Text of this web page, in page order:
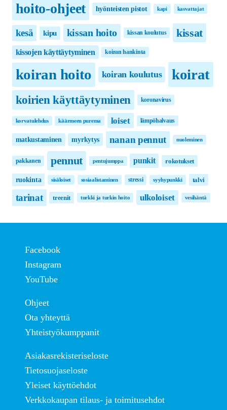
hoito-ohjeet hyönteisten pistot kapi kasvattajat
kesä kipu kissan hoito kissan koulutus kissat
kissojen käyttäytyminen koiran hankinta
koiran hoito koiran koulutus koirat
koirien käyttäytyminen koronavirus
korvatulehdus käärmeen purema loiset lämpöhalvaus
matkustaminen myrkytys nanan pennut nuoleminen
pakkanen pennut pentujumppa punkit rokotukset
ruokinta sisäloiset sosiaalistaminen stressi syyhypunkki talvi
tarinat treenit turkki ja turkin hoito ulkoloiset vesihäntä
Facebook
Instagram
YouTube
Ohjeet
Ota yhteyttä
Yhteistyökumppanit
Asiakasrekisteriseloste
Tietosuojaseloste
Yleiset käyttöehdot
Verkkokaupan tilaus- ja toimitusehdot